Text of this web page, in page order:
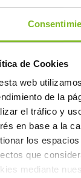
de Cookies
web
de la
el tráfico y
en base a la
los
que
mediante